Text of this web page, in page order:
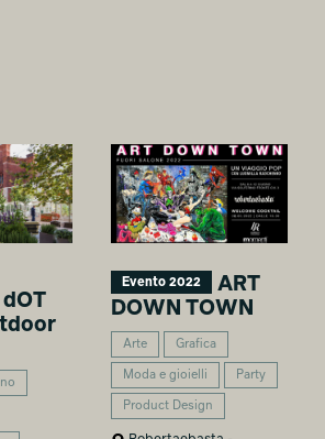
dOT
Evento 2022
ART
DOWN TOWN
Arte Grafica
Moda e gioielli Party
Product Design